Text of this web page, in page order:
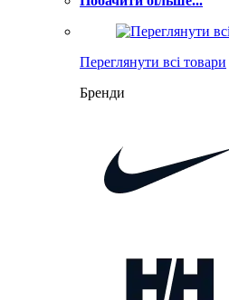
Переглянути всі товари
Бренди